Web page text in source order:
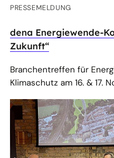
PRESSEMELDUNG
dena Energiewende-
Zukunft“
Branchentreffen für
Klimaschutz am 16. & 17.